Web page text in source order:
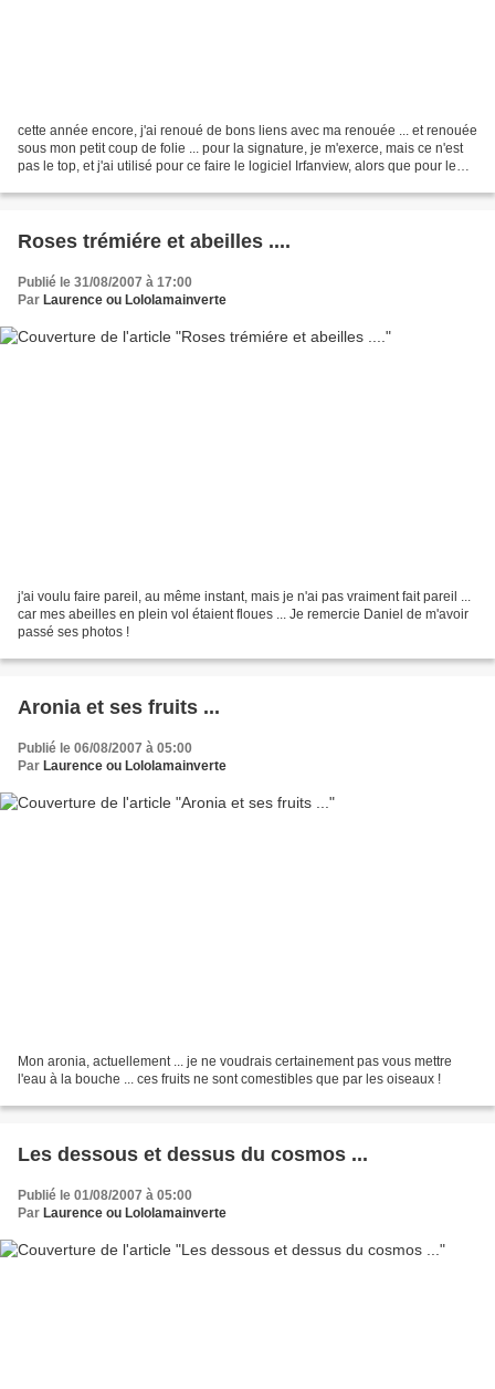
cette année encore, j'ai renoué de bons liens avec ma renouée ... et renouée
sous mon petit coup de folie ... pour la signature, je m'exerce, mais ce n'est
pas le top, et j'ai utilisé pour ce faire le logiciel Irfanview, alors que pour le
Roses trémiére et abeilles ....
Publié le 31/08/2007 à 17:00
Par Laurence ou Lololamainverte
j'ai voulu faire pareil, au même instant, mais je n'ai pas vraiment fait pareil ...
car mes abeilles en plein vol étaient floues ... Je remercie Daniel de m'avoir
passé ses photos !
Aronia et ses fruits ...
Publié le 06/08/2007 à 05:00
Par Laurence ou Lololamainverte
Mon aronia, actuellement ... je ne voudrais certainement pas vous mettre
l'eau à la bouche ... ces fruits ne sont comestibles que par les oiseaux !
Les dessous et dessus du cosmos ...
Publié le 01/08/2007 à 05:00
Par Laurence ou Lololamainverte